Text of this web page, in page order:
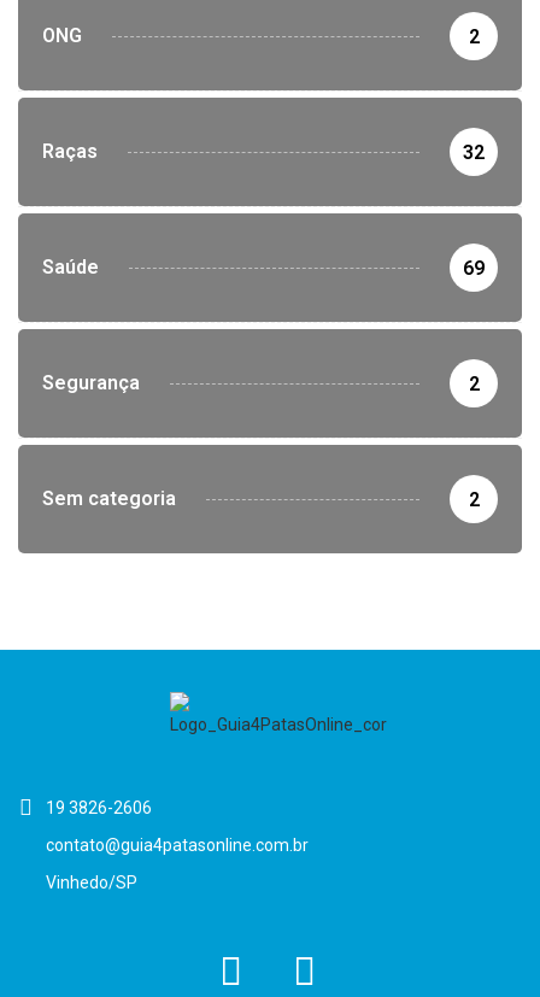
ONG 2
Raças 32
Saúde 69
Segurança 2
Sem categoria 2
19 3826-2606
contato@guia4patasonline.com.br
Vinhedo/SP